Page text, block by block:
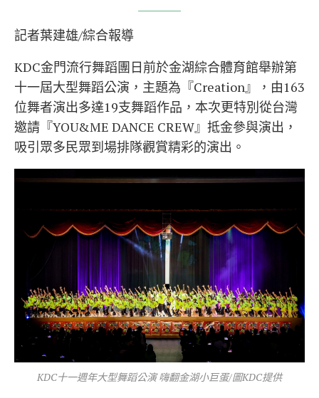
記者葉建雄/綜合報導
KDC金門流行舞蹈團日前於金湖綜合體育館舉辦第
十一屆大型舞蹈公演，主題為『Creation』，由163
位舞者演出多達19支舞蹈作品，本次更特別從台灣
邀請『YOU&ME DANCE CREW』抵金參與演出，
吸引眾多民眾到場排隊觀賞精彩的演出。
KDC十一週年大型舞蹈公演 嗨翻金湖小巨蛋/圖KDC提供